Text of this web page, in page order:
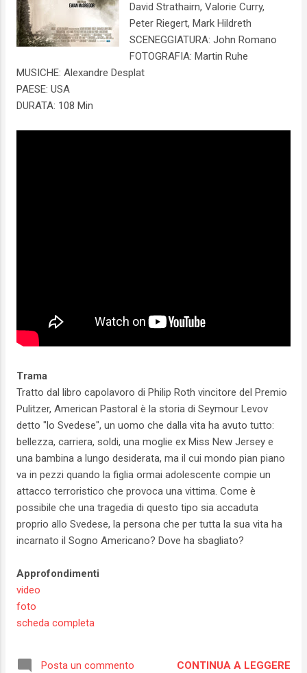
David Strathairn, Valorie Curry,
Peter Riegert, Mark Hildreth
SCENEGGIATURA: John Romano
FOTOGRAFIA: Martin Ruhe
MUSICHE: Alexandre Desplat
PAESE: USA
DURATA: 108 Min
Trama
Tratto dal libro capolavoro di Philip Roth vincitore del Premio
Pulitzer, American Pastoral è la storia di Seymour Levov
detto "lo Svedese", un uomo che dalla vita ha avuto tutto:
bellezza, carriera, soldi, una moglie ex Miss New Jersey e
una bambina a lungo desiderata, ma il cui mondo pian piano
va in pezzi quando la figlia ormai adolescente compie un
attacco terroristico che provoca una vittima. Come è
possibile che una tragedia di questo tipo sia accaduta
proprio allo Svedese, la persona che per tutta la sua vita ha
incarnato il Sogno Americano? Dove ha sbagliato?
Approfondimenti
video
foto
scheda completa
Posta un commento CONTINUA A LEGGERE